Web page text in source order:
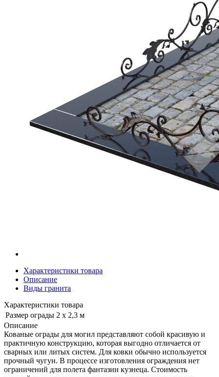
Характеристики товара
Описание
Виды гранита
Характеристики товара
Размер ограды 2 х 2,3 м
Описание
Кованые ограды для могил представляют собой красивую и
практичную конструкцию, которая выгодно отличается от
сварных или литых систем. Для ковки обычно используется
прочный чугун. В процессе изготовления ограждения нет
ограничений для полета фантазии кузнеца. Стоимость